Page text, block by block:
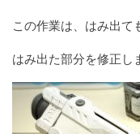
この作業は、はみ出て
はみ出た部分を修正し